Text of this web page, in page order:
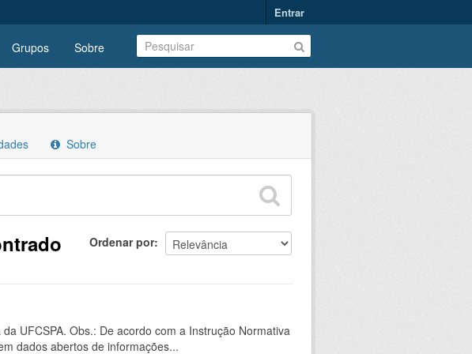
Entrar
Grupos Sobre
Sobre
Ordenar por
UFCSPA. Obs.: De acordo com a Instrução Normativa
dados abertos de informações...